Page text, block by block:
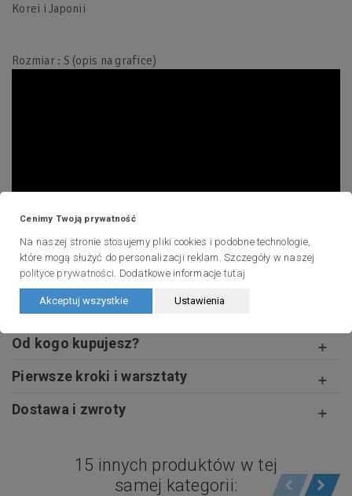
Korei i Japonii
Rozmiar : S (opis na grafice)
Jak zacząć nordic walking?
Od kogo kupujesz?
Pierwsze kroki i warsztaty
Dostawa i zwroty
15 innych produktów w tej
samej kategorii:
Cenimy Twoją prywatność
Na naszej stronie stosujemy pliki cookies i podobne technologie,
które mogą służyć do personalizacji reklam. Szczegóły w naszej
polityce prywatności . Dodatkowe informacje tutaj
Akceptuj wszystkie Ustawienia